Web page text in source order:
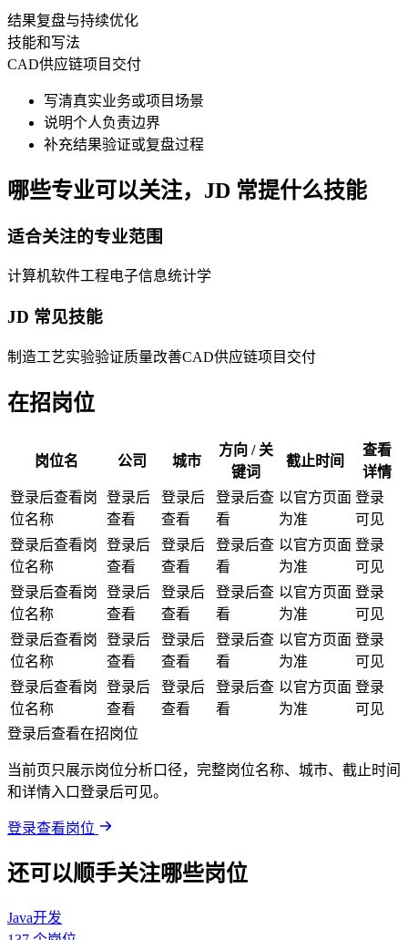
结果复盘与持续优化
技能和写法
CAD供应链项目交付
写清真实业务或项目场景
说明个人负责边界
补充结果验证或复盘过程
哪些专业可以关注，JD 常提什么技能
适合关注的专业范围
计算机软件工程电子信息统计学
JD 常见技能
制造工艺实验验证质量改善CAD供应链项目交付
在招岗位
岗位名 公司 城市
方向 / 关
键词
截止时间
查看
详情
登录后查看岗
位名称
登录后
查看
登录后
查看
登录后查
看
以官方页面
为准
登录
可见
登录后查看岗
位名称
登录后
查看
登录后
查看
登录后查
看
以官方页面
为准
登录
可见
登录后查看岗
位名称
登录后
查看
登录后
查看
登录后查
看
以官方页面
为准
登录
可见
登录后查看岗
位名称
登录后
查看
登录后
查看
登录后查
看
以官方页面
为准
登录
可见
登录后查看岗
位名称
登录后
查看
登录后
查看
登录后查
看
以官方页面
为准
登录
可见
登录后查看在招岗位
当前页只展示岗位分析口径，完整岗位名称、城市、截止时间
和详情入口登录后可见。
登录查看岗位
还可以顺手关注哪些岗位
Java开发